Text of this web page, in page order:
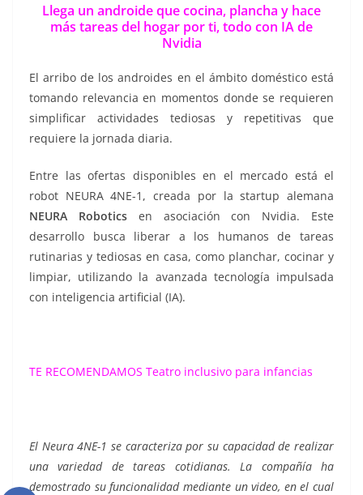
Llega un androide que cocina, plancha y hace
más tareas del hogar por ti, todo con IA de
Nvidia
El arribo de los androides en el ámbito doméstico está
tomando relevancia en momentos donde se requieren
simplificar actividades tediosas y repetitivas que
requiere la jornada diaria.
Entre las ofertas disponibles en el mercado está el
robot NEURA 4NE-1, creada por la startup alemana
NEURA Roboticsen asociación con Nvidia. Este
desarrollo busca liberar a los humanos de tareas
rutinarias y tediosas en casa, como planchar, cocinar y
limpiar, utilizando la avanzada tecnología impulsada
con inteligencia artificial (IA).
TE RECOMENDAMOS Teatro inclusivo para infancias
El Neura 4NE-1 se caracteriza por su capacidad de realizar
una variedad de tareas cotidianas. La compañía ha
demostrado su funcionalidad mediante un video, en el cual